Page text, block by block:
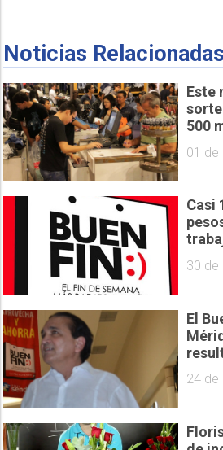
Noticias Relacionadas
Este
500
01 de
Casi
30 de
El
24 de